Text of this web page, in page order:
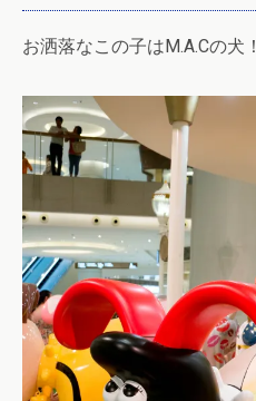
お洒落なこの子はM.A.Cの犬！